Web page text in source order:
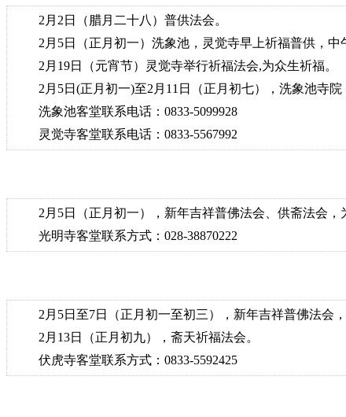
2月2日（腊月二十八）普供法会。
2月5日（正月初一）洗象池，灵觉寺早上祈福普供，中
2月19日（元宵节）灵觉寺举行祈福法会,为众生祈福。
2月5日(正月初一)至2月11日（正月初七），洗象池寺院
洗象池客堂联系电话：0833-5099928
灵觉寺客堂联系电话：0833-5567992
2月5日（正月初一），新年吉祥普佛法会、供斋法会，
光明寺客堂联系方式：028-38870222
2月5日至7日（正月初一至初三），新年吉祥普佛法会，
2月13日（正月初九），斋天祈福法会。
伏虎寺客堂联系方式：0833-5592425